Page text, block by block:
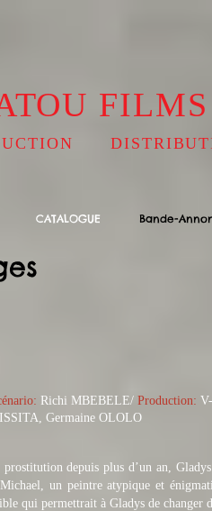
CATALOGUE Bande-
Richi MBEBELE/ Production:
Germaine OLOLO
prostitution depuis plus d’un an,
un peintre atypique et
qui permettrait à Gladys de